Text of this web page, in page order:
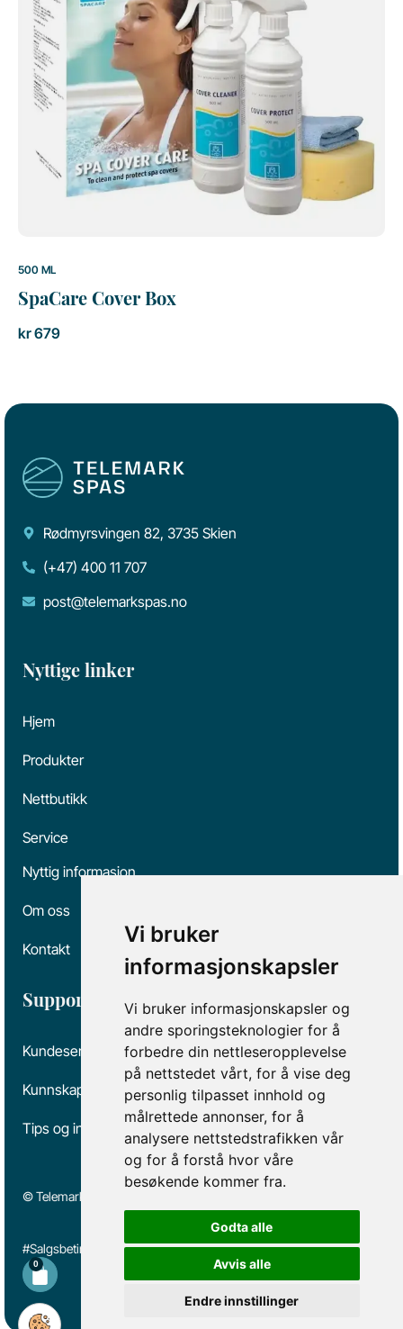
Vi bruker
informasjonskapsler
Vi bruker informasjonskapsler og
andre sporingsteknologier for å
forbedre din nettleseropplevelse
på nettstedet vårt, for å vise deg
personlig tilpasset innhold og
målrettede annonser, for å
analysere nettstedstrafikken vår
og for å forstå hvor våre
besøkende kommer fra.
Godta alle
Avvis alle
Endre innstillinger
0
500 ML
SpaCare Cover Box
kr679
Rødmyrsvingen 82, 3735 Skien
(+47) 400 11 707
post@telemarkspas.no
Nyttige linker
Hjem
Produkter
Nettbutikk
Service
Nyttig informasjon
Om oss
Kontakt
Support
Kundeservice
Kunnskap og kvalitet
Tips og informasjon
© Telemark Spas
#Salgsbetingelser #Personvern